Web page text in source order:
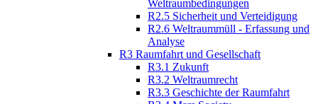
Weltraumbedingungen
R2.5 Sicherheit und Verteidigung
R2.6 Weltraummüll - Erfassung und
Analyse
R3 Raumfahrt und Gesellschaft
R3.1 Zukunft
R3.2 Weltraumrecht
R3.3 Geschichte der Raumfahrt